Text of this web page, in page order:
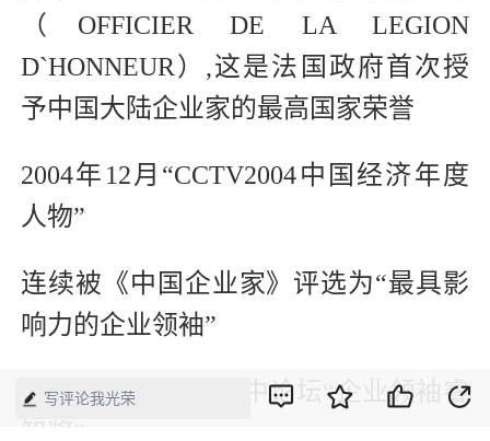
（OFFICIER DE LA LEGION
D`HONNEUR）,这是法国政府首次授
予中国大陆企业家的最高国家荣誉
2004年12月“CCTV2004中国经济年度
人物”
连续被《中国企业家》评选为“最具影
响力的企业领袖”
2007年 获芝加哥美中论坛“企业领袖睿
智奖”
写评论我光荣